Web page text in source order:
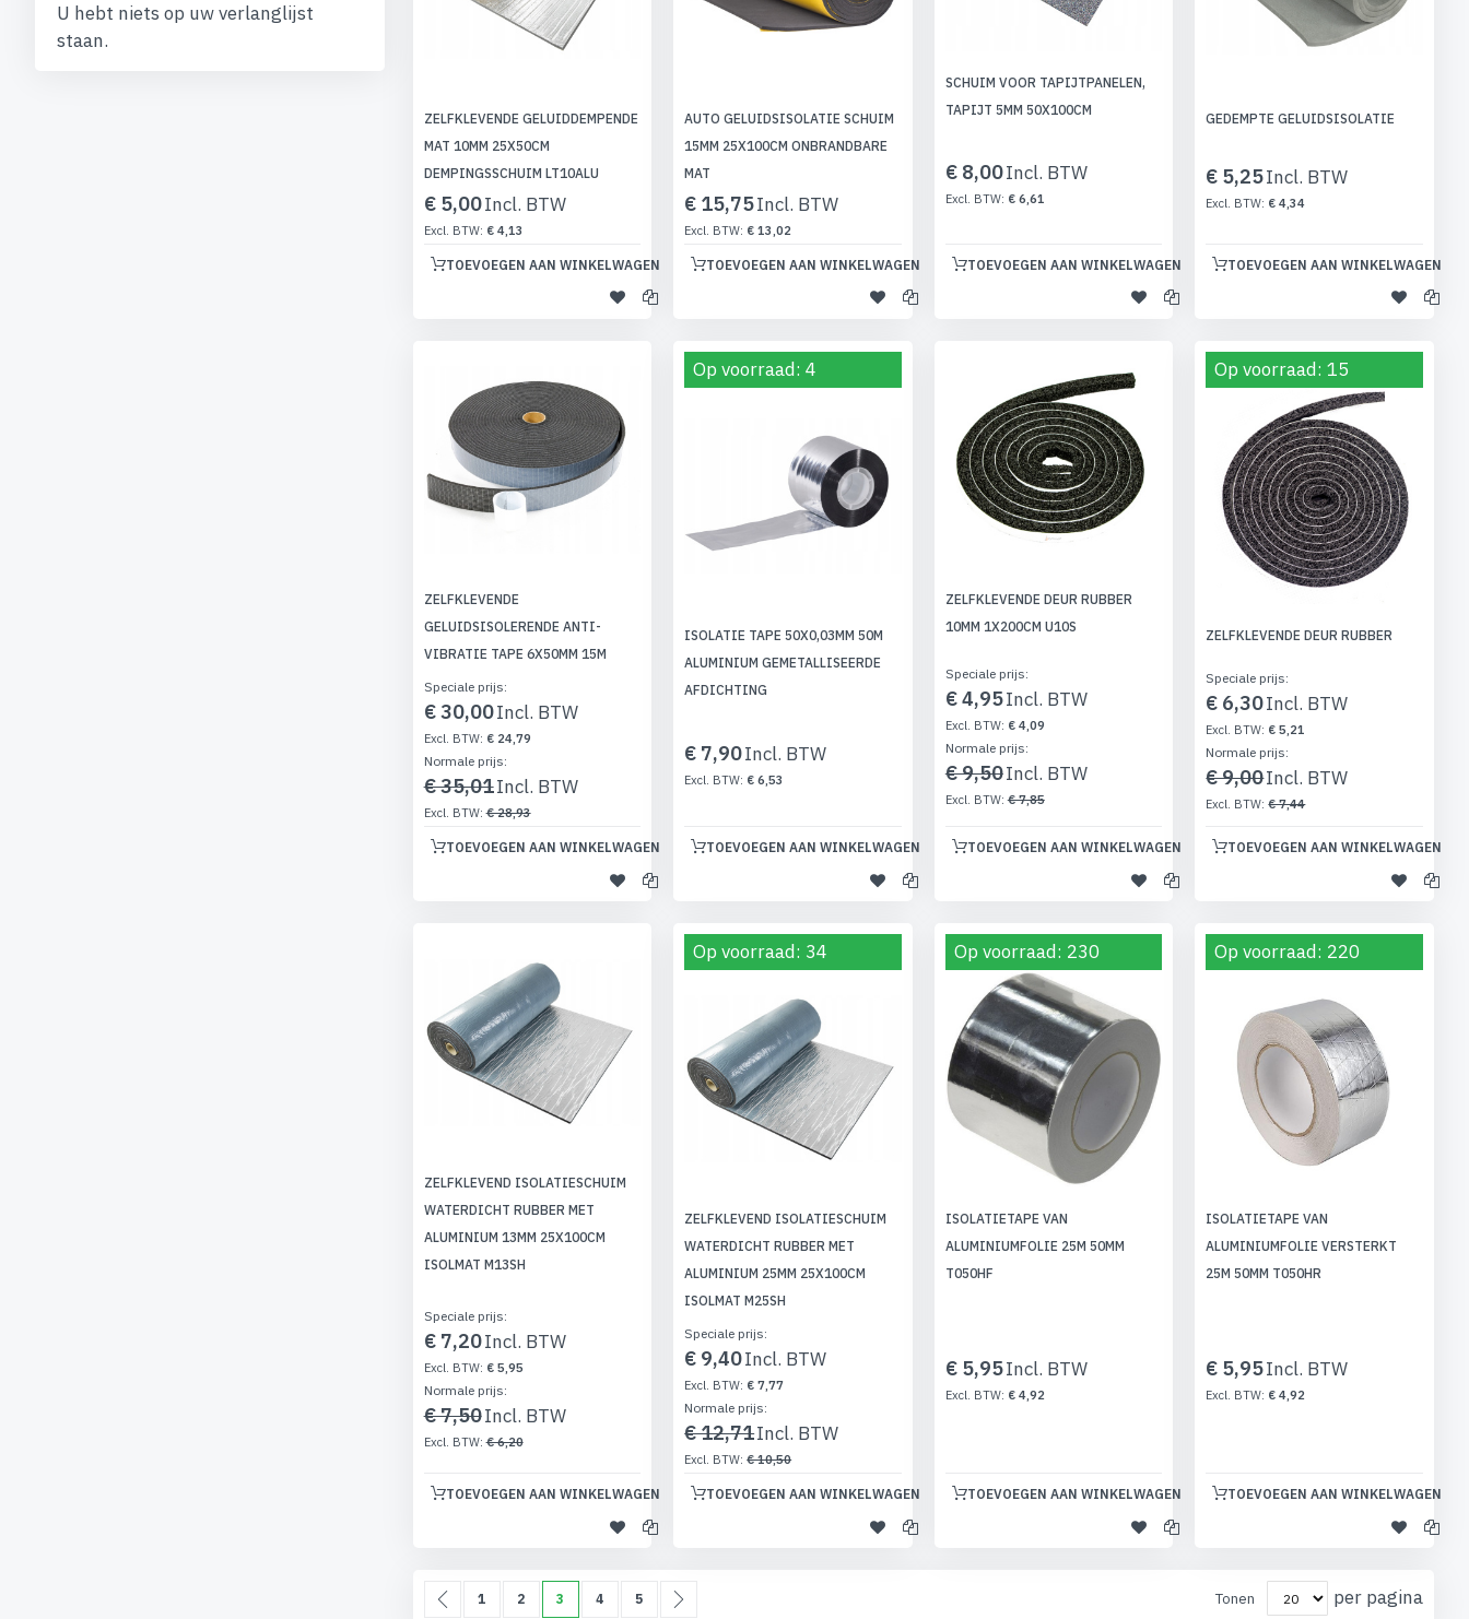
ZELFKLEVENDE GELUIDDEMPENDE
MAT 10MM 25X50CM
DEMPINGSSCHUIM LT10ALU
€ 5,00
€ 4,13
TOEVOEGEN AAN WINKELWAGEN
AUTO GELUIDSISOLATIE SCHUIM
15MM 25X100CM ONBRANDBARE
MAT
€ 15,75
€ 13,02
TOEVOEGEN AAN WINKELWAGEN
SCHUIM VOOR TAPIJTPANELEN,
TAPIJT 5MM 50X100CM
€ 8,00
€ 6,61
TOEVOEGEN AAN WINKELWAGEN
GEDEMPTE GELUIDSISOLATIE
€ 5,25
€ 4,34
TOEVOEGEN AAN WINKELWAGEN
ZELFKLEVENDE
GELUIDSISOLERENDE ANTI-
VIBRATIE TAPE 6X50MM 15M
Speciale prijs
€ 30,00
€ 24,79
Normale prijs
€ 35,01
€ 28,93
TOEVOEGEN AAN WINKELWAGEN
Op voorraad: 4
ISOLATIE TAPE 50X0,03MM 50M
ALUMINIUM GEMETALLISEERDE
AFDICHTING
€ 7,90
€ 6,53
TOEVOEGEN AAN WINKELWAGEN
ZELFKLEVENDE DEUR RUBBER
10MM 1X200CM U10S
Speciale prijs
€ 4,95
€ 4,09
Normale prijs
€ 9,50
€ 7,85
TOEVOEGEN AAN WINKELWAGEN
Op voorraad: 15
ZELFKLEVENDE DEUR RUBBER
Speciale prijs
€ 6,30
€ 5,21
Normale prijs
€ 9,00
€ 7,44
TOEVOEGEN AAN WINKELWAGEN
ZELFKLEVEND ISOLATIESCHUIM
WATERDICHT RUBBER MET
ALUMINIUM 13MM 25X100CM
ISOLMAT M13SH
Speciale prijs
€ 7,20
€ 5,95
Normale prijs
€ 7,50
€ 6,20
TOEVOEGEN AAN WINKELWAGEN
Op voorraad: 34
ZELFKLEVEND ISOLATIESCHUIM
WATERDICHT RUBBER MET
ALUMINIUM 25MM 25X100CM
ISOLMAT M25SH
Speciale prijs
€ 9,40
€ 7,77
Normale prijs
€ 12,71
€ 10,50
TOEVOEGEN AAN WINKELWAGEN
Op voorraad: 230
ISOLATIETAPE VAN
ALUMINIUMFOLIE 25M 50MM
T050HF
€ 5,95
€ 4,92
TOEVOEGEN AAN WINKELWAGEN
Op voorraad: 220
ISOLATIETAPE VAN
ALUMINIUMFOLIE VERSTERKT
25M 50MM T050HR
€ 5,95
€ 4,92
TOEVOEGEN AAN WINKELWAGEN
PaginaPagina
Vorige
Pagina
1 Pagina
2 U lees momenteel pagina
3 Pagina
4 Pagina
5 Tonen per pagina
U hebt niets op uw verlanglijst
staan.